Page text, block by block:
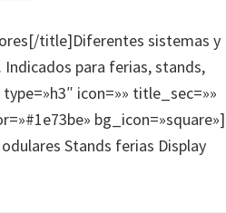
title]Diferentes sistemas y
para ferias, stands,
icon=»» title_sec=»»
bg_icon=»square»]
Stands ferias Display